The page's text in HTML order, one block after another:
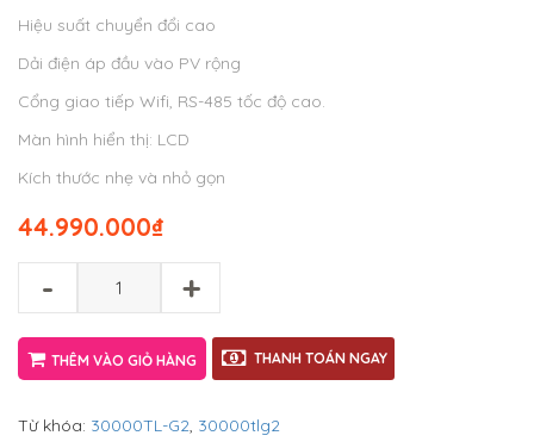
Hiệu suất chuyển đổi cao
Dải điện áp đầu vào PV rộng
Cổng giao tiếp Wifi, RS-485 tốc độ cao.
Màn hình hiển thị: LCD
Kích thước nhẹ và nhỏ gọn
₫
44.990.000
- +
THÊM VÀO GIỎ HÀNG THANH TOÁN NGAY
Từ khóa: 30000TL-G2, 30000tlg2